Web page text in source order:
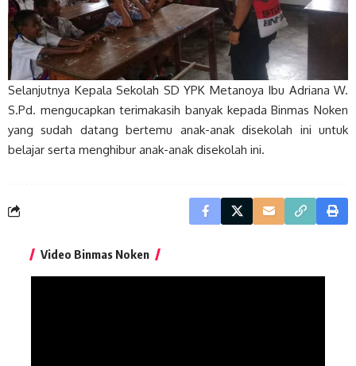
Selanjutnya Kepala Sekolah SD YPK Metanoya Ibu Adriana W.
S.Pd. mengucapkan terimakasih banyak kepada Binmas Noken
yang sudah datang bertemu anak-anak disekolah ini untuk
belajar serta menghibur anak-anak disekolah ini.
Video Binmas Noken